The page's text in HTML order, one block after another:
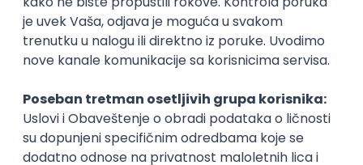
Prijavi se
Technical Artist III
IGT D&B d.o.o.
3.7